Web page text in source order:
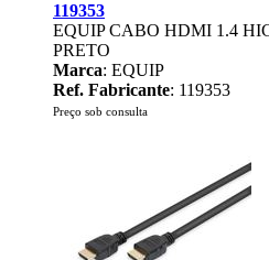
119353
EQUIP CABO HDMI 1.4
PRETO
Marca: EQUIP
Ref. Fabricante: 119353
Preço sob consulta